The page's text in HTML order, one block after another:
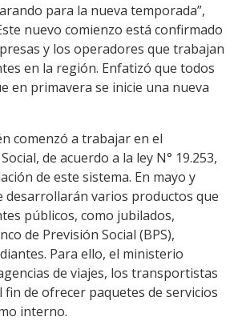
para la nueva temporada”,
nuevo comienzo está confirmado
y los operadores que trabajan
en la región. Enfatizó que todos
en primavera se inicie una nueva
comenzó a trabajar en el
de acuerdo a la ley N° 19.253,
de este sistema. En mayo y
desarrollarán varios productos que
públicos, como jubilados,
de Previsión Social (BPS),
Para ello, el ministerio
de viajes, los transportistas
fin de ofrecer paquetes de servicios
interno.